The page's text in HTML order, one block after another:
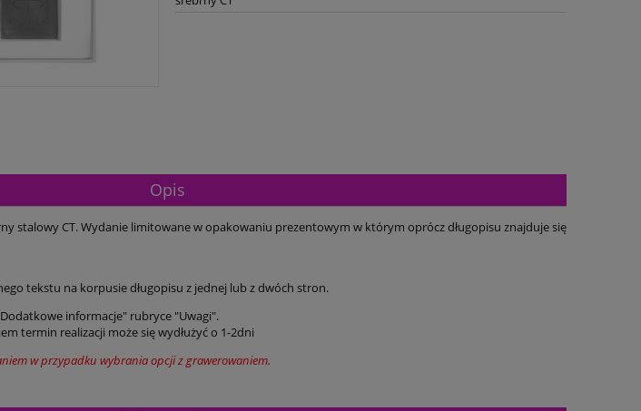
Opis
stalowy CT. Wydanie limitowane w opakowaniu prezentowym w którym oprócz długopisu znajduje się
tekstu na korpusie długopisu z jednej lub z dwóch stron.
informacje" rubryce "Uwagi".
termin realizacji może się wydłużyć o 1-2dni
w przypadku wybrania opcji z grawerowaniem.